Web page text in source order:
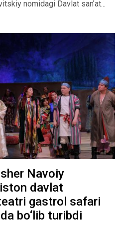
nomidagi Davlat sanʼat...
Navoiy
davlat
gastrol safari
bo‘lib turibdi